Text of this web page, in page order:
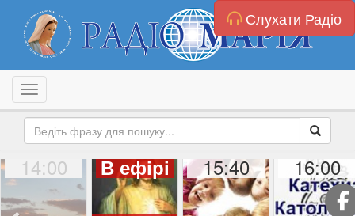
Слухати Радіо
Toggle navigation
14:00 В ефірі 15:40 16:00